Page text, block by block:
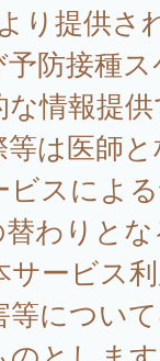
り提供さ
防接種
情報提
は医師
スによ
わりと
ービス
につい